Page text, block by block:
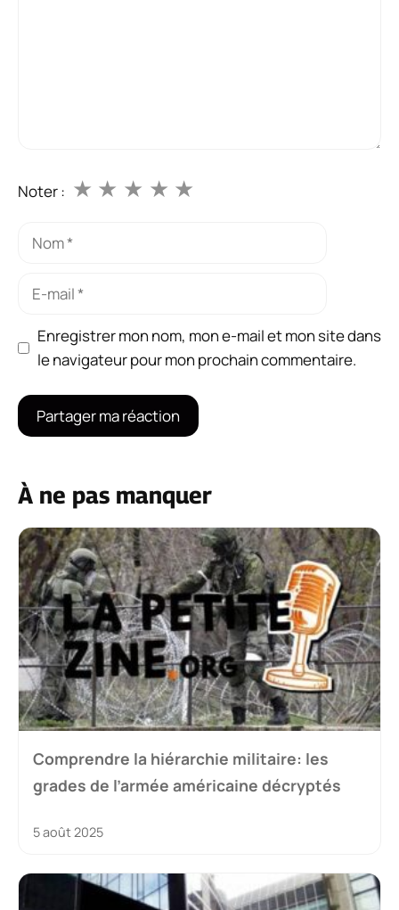
Noter : ★
★
★
★
★
Nom
Enregistrer mon nom, mon e-mail et mon site dans
le navigateur pour mon prochain commentaire.
À ne pas manquer
Comprendre la hiérarchie militaire: les
grades de l’armée américaine décryptés
5 août 2025